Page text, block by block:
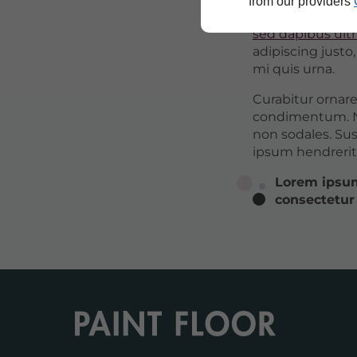
sed dapibus
adipiscing
mi quis urna.
Curabitur
condimentum.
non sodales.
ipsum
Lorem